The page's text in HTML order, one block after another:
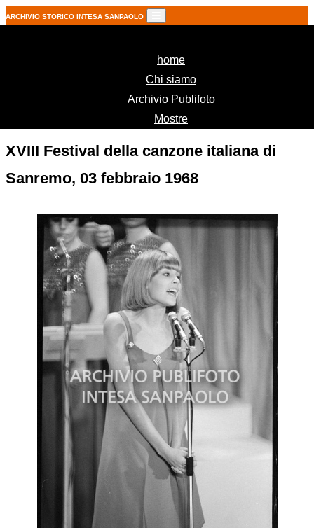
ARCHIVIO STORICO INTESA SANPAOLO
home(current)
Chi siamo
Archivio Publifoto
Mostre
XVIII Festival della canzone italiana di
Sanremo, 03 febbraio 1968